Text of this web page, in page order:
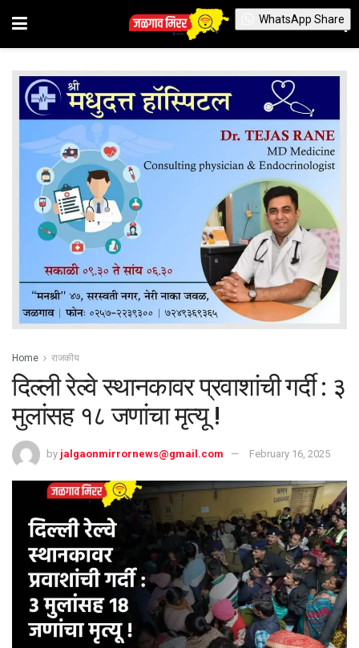
Home राजकीय
दिल्ली रेल्वे स्थानकावर प्रवाशांची गर्दी : ३
मुलांसह १८ जणांचा मृत्यू !
by jalgaonmirrornews@gmail.com February 16, 2025
WhatsApp Share